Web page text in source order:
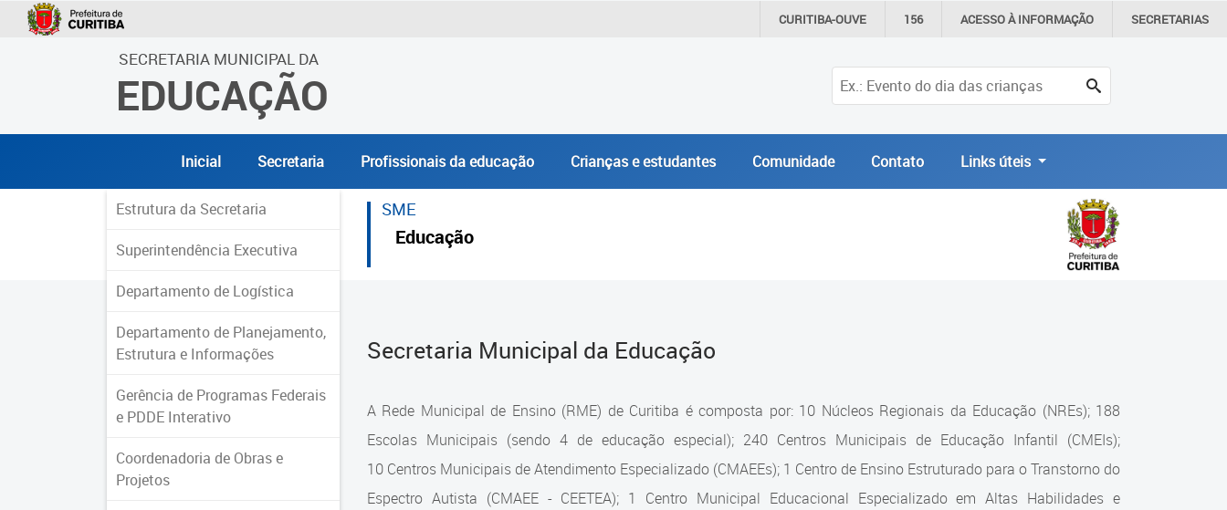
CURITIBA-OUVE 156 ACESSO ÀINFORMAÇÃO SECRETARIAS
SECRETARIA MUNICIPAL DA
EDUCAÇÃO
Inicial Secretaria Profissionais da educação Crianças e estudantes Comunidade Contato Links úteis
Estrutura da Secretaria
Superintendência Executiva
Departamento de Logística
Departamento de Planejamento,
Estrutura e Informações
Gerência de Programas Federais
e PDDE Interativo
Coordenadoria de Obras e
Projetos
SME
Educação
Secretaria Municipal da Educação
A Rede Municipal de Ensino (RME) de Curitiba é composta por: 10 Núcleos Regionais da Educação (NREs); 188
Escolas Municipais (sendo 4 de educação especial); 240 Centros Municipais de Educação Infantil (CMEIs);
10 Centros Municipais de Atendimento Especializado (CMAEEs); 1 Centro de Ensino Estruturado para o Transtorno do
Espectro Autista (CMAEE - CEETEA); 1 Centro Municipal Educacional Especializado em Altas Habilidades e